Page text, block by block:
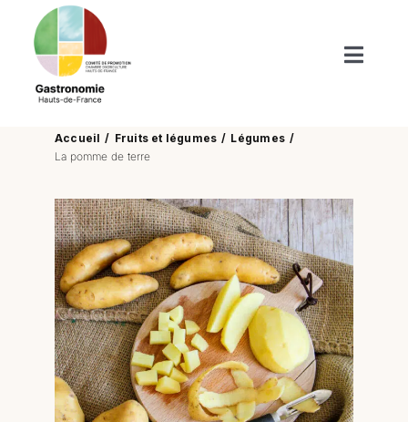
contenu
Produits du terroir
Boutiques de nos terroirs
Recettes
Nos publications
Actus/Agenda
Enfants
Accueil Fruits et légumes
Légumes
La pomme de terre